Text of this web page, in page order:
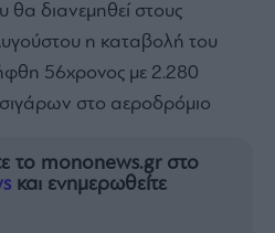
διανεμηθεί στους
η καταβολή του
56χρονος με 2.280
στο αεροδρόμιο
το mononews.gr στο
και ενημερωθείτε